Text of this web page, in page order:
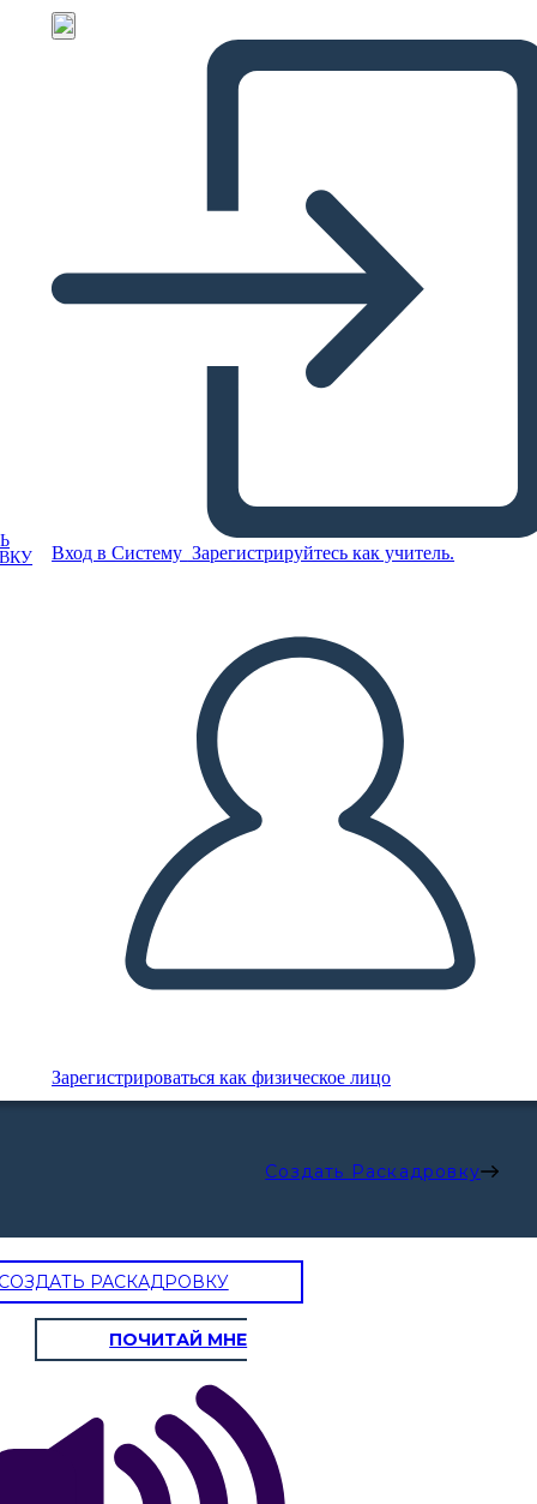
Вход в Систему Зарегистрируйтесь как учитель.
Зарегистрироваться как физическое лицо
Создать Раскадровку
СОЗДАТЬ РАСКАДРОВКУ
ПОЧИТАЙ МНЕ